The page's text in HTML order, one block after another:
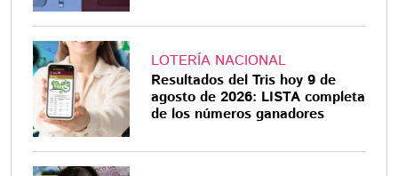
LOTERÍA NACIONAL
Resultados del Tris hoy 9 de
agosto de 2026: LISTA completa
de los números ganadores